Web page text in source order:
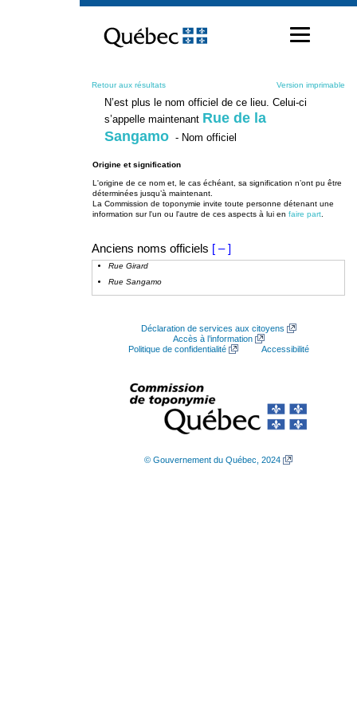
contenu
Retour aux résultats Version imprimable
N’est plus le nom officiel de ce lieu. Celui-ci
s’appelle maintenant Rue de la
Sangamo - Nom officiel
Origine et signification
L'origine de ce nom et, le cas échéant, sa signification n’ont pu être
déterminées jusqu’à maintenant.
La Commission de toponymie invite toute personne détenant une
information sur l'un ou l'autre de ces aspects à lui en faire part
Anciens noms officiels [ – ]
Rue Girard
Rue Sangamo
Déclaration de services aux citoyens
Accès à l’information
Politique de confidentialité
Accessibilité
© Gouvernement du Québec, 2024